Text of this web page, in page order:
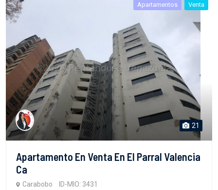
Apartamentos Venta
21
Apartamento En Venta En El Parral Valencia
Ca
Carabobo ID-MIO: 3431